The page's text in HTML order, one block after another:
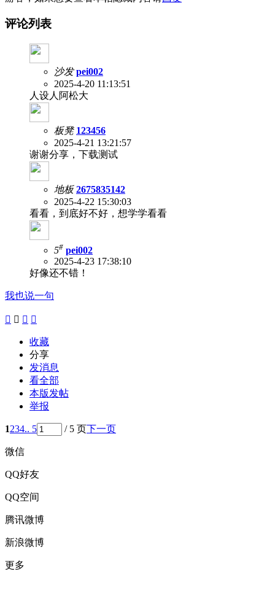
评论列表
沙发 pei002
2025-4-20 11:13:51
人设人阿松大
板凳 123456
2025-4-21 13:21:57
谢谢分享，下载测试
地板 2675835142
2025-4-22 15:30:03
看看，到底好不好，想学学看看
5# pei002
2025-4-23 17:38:10
好像还不错！
我也说一句
   
收藏
分享
发消息
看全部
本版发帖
举报
1234.. 5 / 5 页下一页
微信
QQ好友
QQ空间
腾讯微博
新浪微博
更多